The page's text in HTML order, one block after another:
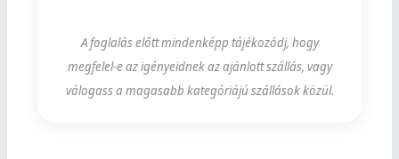
A foglalás előtt mindenképp tájékozódj, hogy
megfelel-e az igényeidnek az ajánlott szállás, vagy
válogass a magasabb kategóriájú szállások közül.